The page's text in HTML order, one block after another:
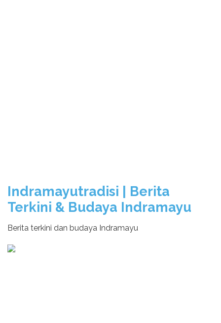
Indramayutradisi | Berita
Terkini & Budaya Indramayu
Berita terkini dan budaya Indramayu